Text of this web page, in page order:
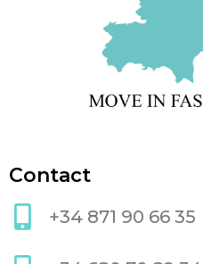
Contact
+34 871 90 66 35